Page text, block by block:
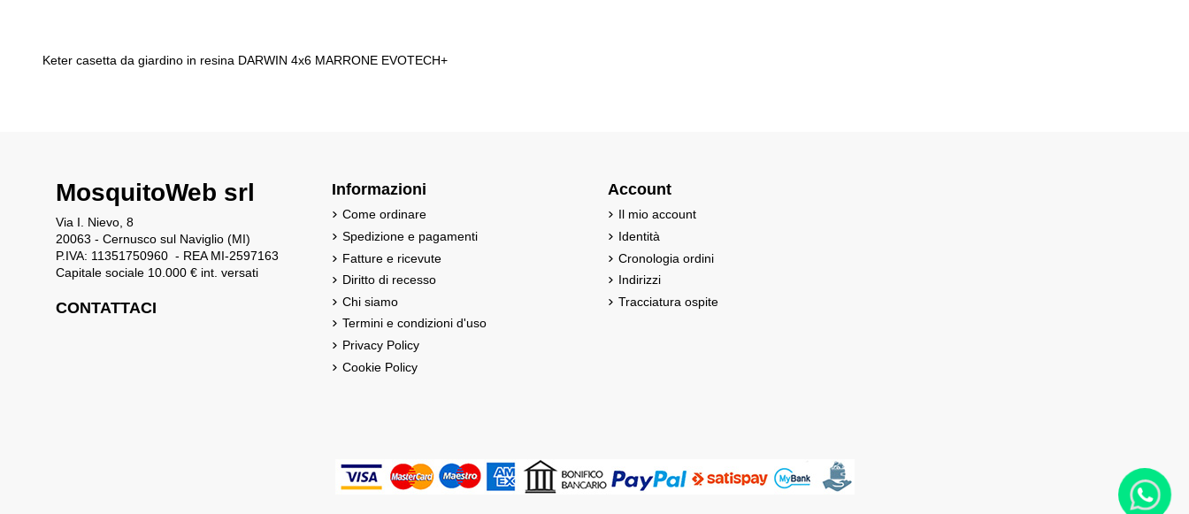
Keter casetta da giardino in resina DARWIN 4x6 MARRONE EVOTECH+
MosquitoWeb srl
Via I. Nievo, 8
20063 - Cernusco sul Naviglio (MI)
P.IVA: 11351750960 - REA MI-2597163
Capitale sociale 10.000 € int. versati
CONTATTACI
Informazioni
Come ordinare
Spedizione e pagamenti
Fatture e ricevute
Diritto di recesso
Chi siamo
Termini e condizioni d'uso
Privacy Policy
Cookie Policy
Account
Il mio account
Identità
Cronologia ordini
Indirizzi
Tracciatura ospite